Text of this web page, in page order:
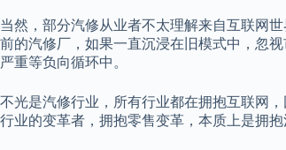
当然，部分汽修从业者不太理解来自互联网
前的汽修厂，如果一直沉浸在旧模式中，忽
严重等负向循环中。
不光是汽修行业，所有行业都在拥抱互联网
行业的变革者，拥抱零售变革，本质上是拥